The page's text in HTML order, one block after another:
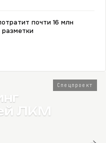
почти 16 млн
Спецпроект
ЛКМ